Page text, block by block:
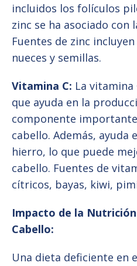
incluidos los folículos
zinc se ha asociado con
Fuentes de zinc
nueces y semillas.
Vitamina C: La
que ayuda en la
componente
cabello. Además, ayuda
hierro, lo que puede
cabello. Fuentes de
cítricos, bayas, kiwi,
Impacto de la
Cabello:
Una dieta deficiente en